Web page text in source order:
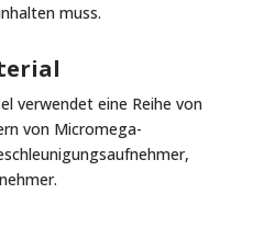
muss.
verwendet eine Reihe von
von Micromega-
,
.